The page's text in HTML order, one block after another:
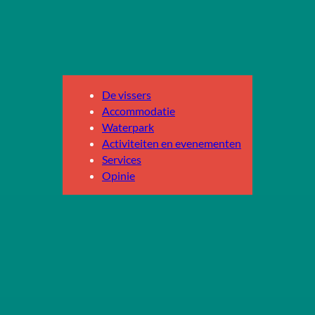
De vissers
Accommodatie
Waterpark
Activiteiten en evenementen
Services
Opinie